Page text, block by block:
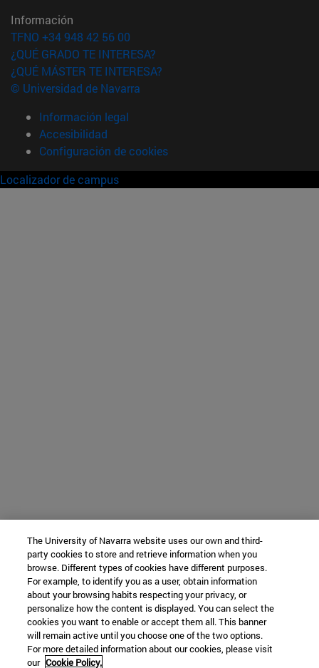
Información
TFNO +34 948 42 56 00
¿QUÉ GRADO TE INTERESA?
¿QUÉ MÁSTER TE INTERESA?
© Universidad de Navarra
Información legal
Accesibilidad
Configuración de cookies
Localizador de campus
The University of Navarra website uses our own and third-
party cookies to store and retrieve information when you
browse. Different types of cookies have different purposes.
For example, to identify you as a user, obtain information
about your browsing habits respecting your privacy, or
personalize how the content is displayed. You can select the
cookies you want to enable or accept them all. This banner
will remain active until you choose one of the two options.
For more detailed information about our cookies, please visit
our Cookie Policy.